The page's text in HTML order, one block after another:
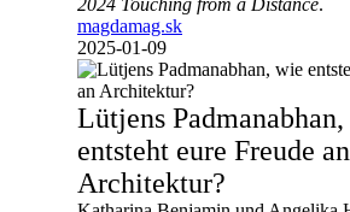
2024 Touching from a Distance.
magdamag.sk
2025-01-09
Lütjens
entsteht eure Freude an
Architektur?